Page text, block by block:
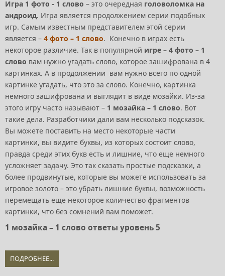
Игра 1 фото - 1 слово – это очередная головоломка на
андроид. Игра является продолжением серии подобных
игр. Самым известным представителем этой серии
является – 4 фото – 1 слово. Конечно в играх есть
некоторое различие. Так в популярной игре – 4 фото – 1
слово вам нужно угадать слово, которое зашифрована в 4
картинках. А в продолжении вам нужно всего по одной
картинке угадать, что это за слово. Конечно, картинка
немного зашифрована и выглядит в виде мозайки. Из-за
этого игру часто называют – 1 мозайка – 1 слово. Вот
такие дела. Разработчики дали вам несколько подсказок.
Вы можете поставить на место некоторые части
картинки, вы видите буквы, из которых состоит слово,
правда среди этих букв есть и лишние, что еще немного
усложняет задачу. Это так сказать простые подсказки, а
более продвинутые, которые вы можете использовать за
игровое золото – это убрать лишние буквы, возможность
перемещать еще некоторое количество фрагментов
картинки, что без сомнений вам поможет.
1 мозайка – 1 слово ответы уровень 5
ПОДРОБНЕЕ...